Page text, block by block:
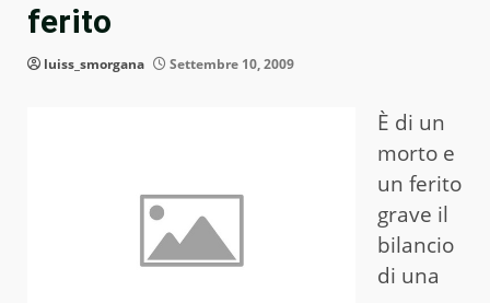
ferito
luiss_smorgana Settembre 10, 2009
È di un
morto e
un ferito
grave il
bilancio
di una